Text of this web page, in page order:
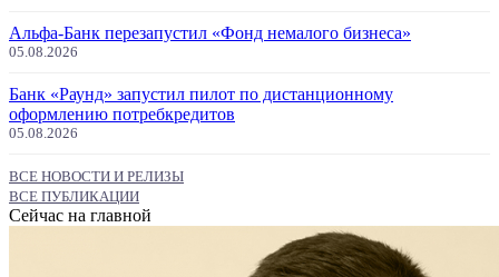
Альфа-Банк перезапустил «Фонд немалого бизнеса»
05.08.2026
Банк «Раунд» запустил пилот по дистанционному
оформлению потребкредитов
05.08.2026
ВСЕ НОВОСТИ И РЕЛИЗЫ
ВСЕ ПУБЛИКАЦИИ
Сейчас на главной